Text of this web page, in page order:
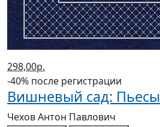
298,00р.
-40% после регистрации
Вишневый сад: Пьесы
Чехов Антон Павлович